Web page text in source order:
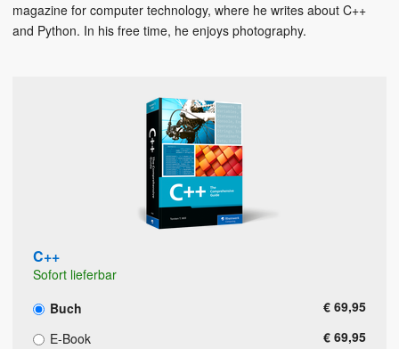
magazine for computer technology, where he writes about C++
and Python. In his free time, he enjoys photography.
C++
Sofort lieferbar
Buch
€ 69,95
E-Book
€ 69,95